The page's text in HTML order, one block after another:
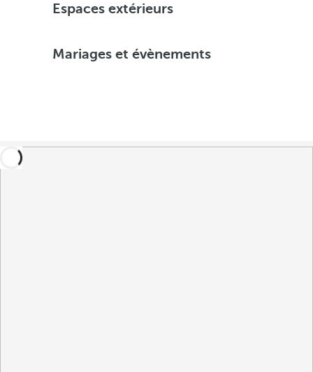
Espaces extérieurs
Mariages et évènements